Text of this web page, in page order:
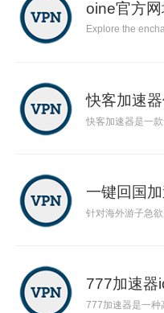
oine官方网
Explore the
快客加速
快客加速器是一
一键回国
针对海外游子急
777加速器
777加速器是一种